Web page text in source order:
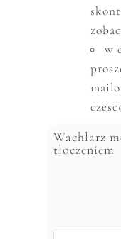
w
Wachlarz
tłoczeniem